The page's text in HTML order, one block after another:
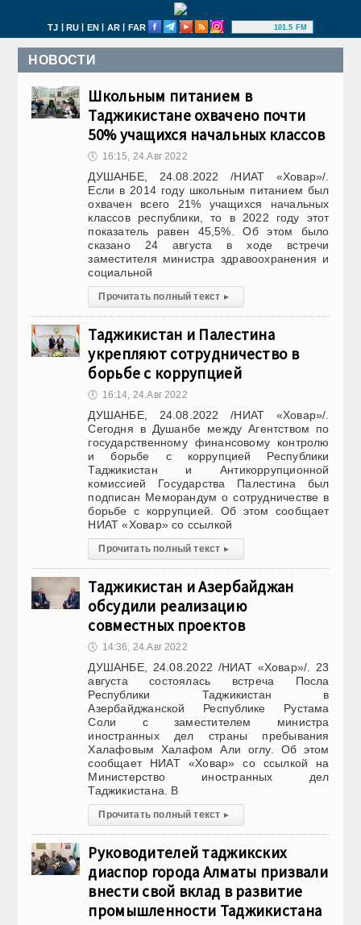
TJ | RU | EN | AR | FAR 101.5 FM
НОВОСТИ
Школьным питанием в
Таджикистане охвачено почти
50% учащихся начальных классов
🕔 16:15, 24.Авг 2022
ДУШАНБЕ, 24.08.2022 /НИАТ «Ховар»/.
Если в 2014 году школьным питанием был
охвачен всего 21% учащихся начальных
классов республики, то в 2022 году этот
показатель равен 45,5%. Об этом было
сказано 24 августа в ходе встречи
заместителя министра здравоохранения и
социальной
Прочитать полный текст ▸
Таджикистан и Палестина
укрепляют сотрудничество в
борьбе с коррупцией
🕔 16:14, 24.Авг 2022
ДУШАНБЕ, 24.08.2022 /НИАТ «Ховар»/.
Сегодня в Душанбе между Агентством по
государственному финансовому контролю
и борьбе с коррупцией Республики
Таджикистан и Антикоррупционной
комиссией Государства Палестина был
подписан Меморандум о сотрудничестве в
борьбе с коррупцией. Об этом сообщает
НИАТ «Ховар» со ссылкой
Прочитать полный текст ▸
Таджикистан и Азербайджан
обсудили реализацию
совместных проектов
🕔 14:36, 24.Авг 2022
ДУШАНБЕ, 24.08.2022 /НИАТ «Ховар»/. 23
августа состоялась встреча Посла
Республики Таджикистан в
Азербайджанской Республике Рустама
Соли с заместителем министра
иностранных дел страны пребывания
Халафовым Халафом Али оглу. Об этом
сообщает НИАТ «Ховар» со ссылкой на
Министерство иностранных дел
Таджикистана. В
Прочитать полный текст ▸
Руководителей таджикских
диаспор города Алматы призвали
внести свой вклад в развитие
промышленности Таджикистана